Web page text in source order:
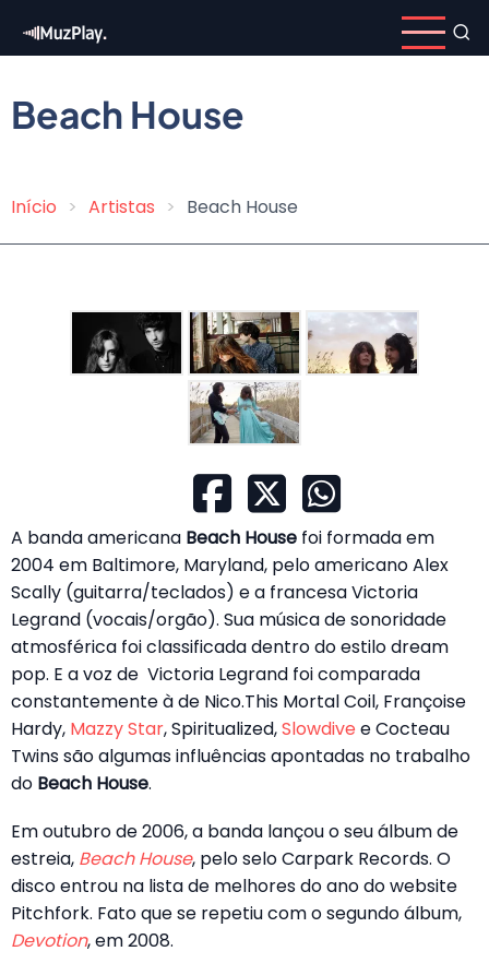
para
conteúdo
principal
Beach House
Trilha
navegação
Início Artistas Beach House
A banda americana Beach House foi formada em
2004 em Baltimore, Maryland, pelo americano Alex
Scally (guitarra/teclados) e a francesa Victoria
Legrand (vocais/orgão). Sua música de sonoridade
atmosférica foi classificada dentro do estilo dream
pop. E a voz de Victoria Legrand foi comparada
constantemente à de Nico.This Mortal Coil, Françoise
Hardy, Mazzy Star, Spiritualized,Slowdive e Cocteau
Twins são algumas influências apontadas no trabalho
do Beach House.
Em outubro de 2006, a banda lançou o seu álbum de
estreia, Beach House, pelo selo Carpark Records. O
disco entrou na lista de melhores do ano do website
Pitchfork. Fato que se repetiu com o segundo álbum,
Devotion, em 2008.